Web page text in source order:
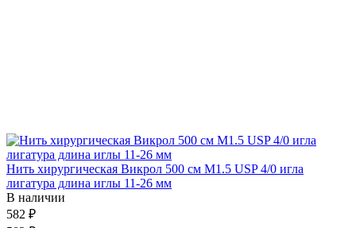
Нить хирургическая Викрол 500 см М1.5 USP 4/0 игла
лигатура длина иглы 11-26 мм
В наличии
582 ₽